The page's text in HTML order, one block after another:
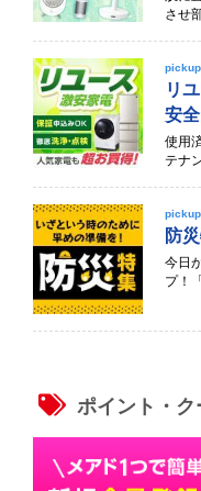
させ
pickup
リ
安全
使用
テナ
pickup
防
今日
プ！
ポイント・ク